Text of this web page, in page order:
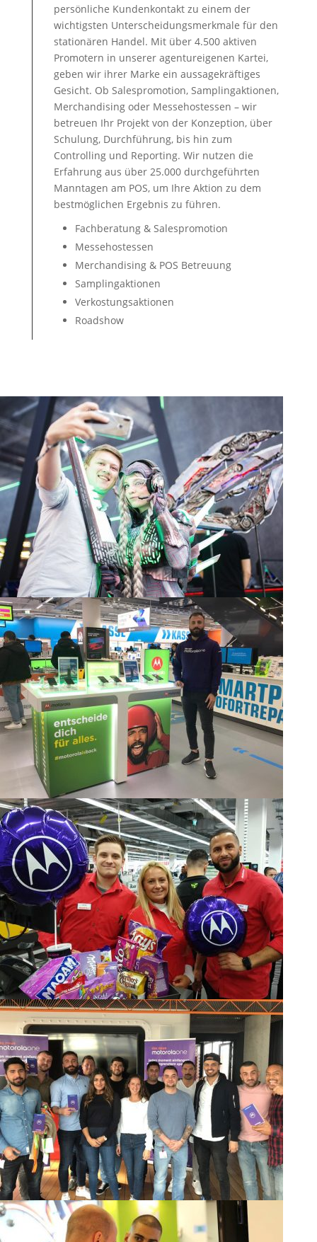
persönliche Kundenkontakt zu einem der
wichtigsten Unterscheidungsmerkmale für den
stationären Handel. Mit über 4.500 aktiven
Promotern in unserer agentureigenen Kartei,
geben wir ihrer Marke ein aussagekräftiges
Gesicht. Ob Salespromotion, Samplingaktionen,
Merchandising oder Messehostessen – wir
betreuen Ihr Projekt von der Konzeption, über
Schulung, Durchführung, bis hin zum
Controlling und Reporting. Wir nutzen die
Erfahrung aus über 25.000 durchgeführten
Manntagen am POS, um Ihre Aktion zu dem
bestmöglichen Ergebnis zu führen.
Fachberatung & Salespromotion
Messehostessen
Merchandising & POS Betreuung
Samplingaktionen
Verkostungsaktionen
Roadshow